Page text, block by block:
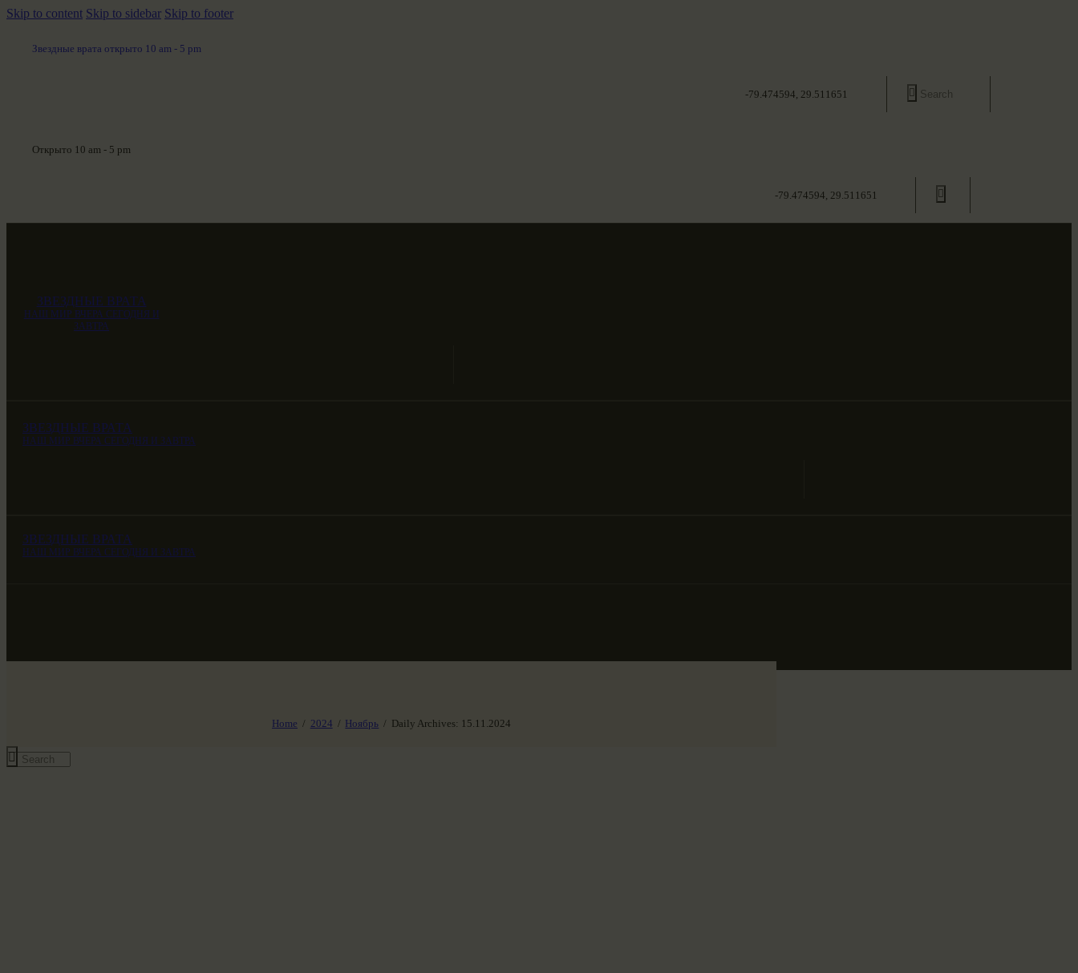
Skip to content Skip to sidebar Skip to footer
Звездные врата открыто 10 am - 5 pm
-79.474594, 29.511651
Открыто 10 am - 5 pm
-79.474594, 29.511651
ЗВЕЗДНЫЕ ВРАТА
НАШ МИР ВЧЕРА СЕГОДНЯ И
ЗАВТРА
ЗВЕЗДНЫЕ ВРАТА
НАШ МИР ВЧЕРА СЕГОДНЯ И ЗАВТРА
ЗВЕЗДНЫЕ ВРАТА
НАШ МИР ВЧЕРА СЕГОДНЯ И ЗАВТРА
Home 2024 Ноябрь Daily Archives: 15.11.2024